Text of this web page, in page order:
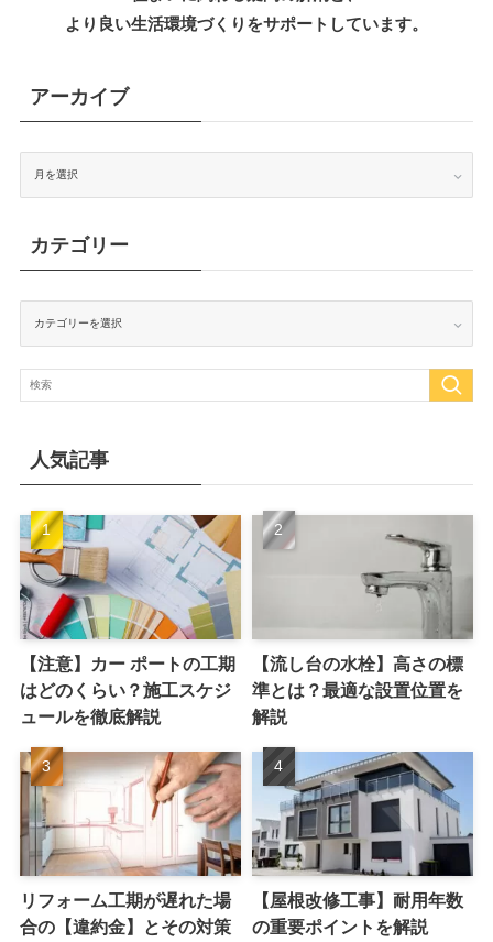
より良い生活環境づくりをサポートしています。
アーカイブ
カテゴリー
人気記事
【注意】カー ポートの工期
はどのくらい？施工スケジ
ュールを徹底解説
【流し台の水栓】高さの標
準とは？最適な設置位置を
解説
リフォーム工期が遅れた場
合の【違約金】とその対策
【屋根改修工事】耐用年数
の重要ポイントを解説